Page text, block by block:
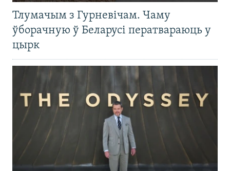
Тлумачым з Гурневічам. Чаму
ўборачную ў Беларусі ператвараюць у
цырк